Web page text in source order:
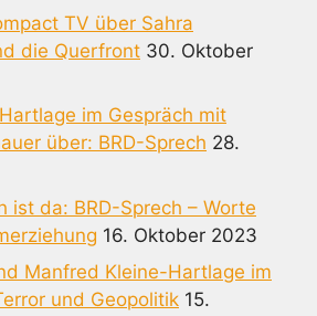
TV über Sahra
die Querfront 30. Oktober
im Gespräch mit
über: BRD-Sprech 28.
ist da: BRD-Sprech – Worte
16. Oktober 2023
Manfred Kleine-Hartlage im
und Geopolitik 15.